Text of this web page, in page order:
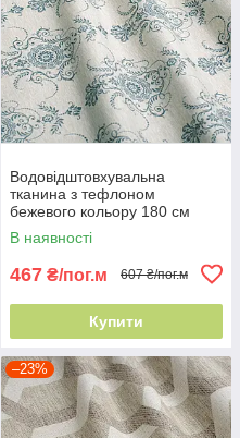
Водовідштовхувальна
тканина з тефлоном
бежевого кольору 180 см
Туреччина для домашнього
текстилю
В наявності
467 ₴/пог.м 607 ₴/пог.м
Купити
–23%